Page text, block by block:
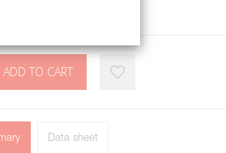
ADD TO CART
Data sheet